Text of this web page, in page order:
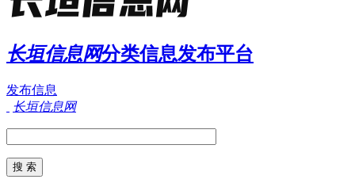
长垣信息网分类信息发布平台
发布信息
长垣信息网